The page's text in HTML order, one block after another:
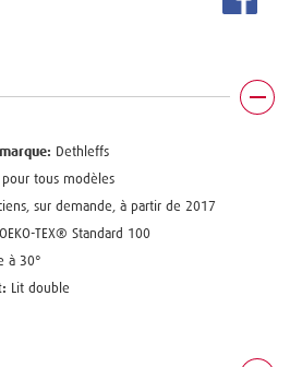
Dethleffs
pour tous modèles
sur demande, à partir de 2017
TEX® Standard 100
à 30°
Lit double